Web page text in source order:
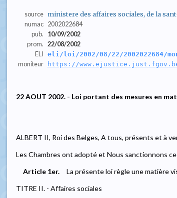
source ministere des affaires sociales, de la
numac 2002022684
pub.
10/09/2002
prom. 22/08/2002
ELI eli/loi/2002/08/22/2002022684/
moniteur https://
22 AOUT 2002. - Loi portant des mesures en
ALBERT II, Roi des Belges, A tous, présents et à
Les Chambres ont adopté et Nous sanctionnons
Article 1er.
La présente loi règle une matière
TITRE II. - Affaires sociales